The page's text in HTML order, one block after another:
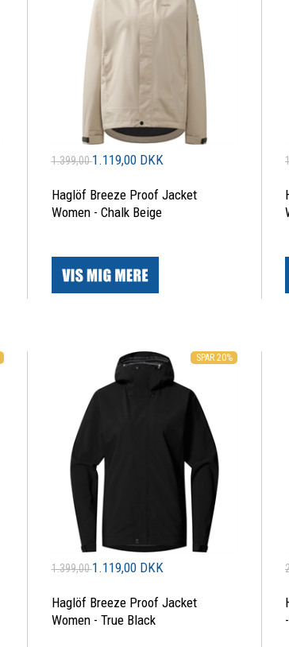
1.399,001.119,00 DKK
Haglöf Breeze Proof Jacket
Women - Chalk Beige
SPAR 20%
1.399,001.119,00 DKK
Haglöf Breeze Proof Jacket
Women - True Black